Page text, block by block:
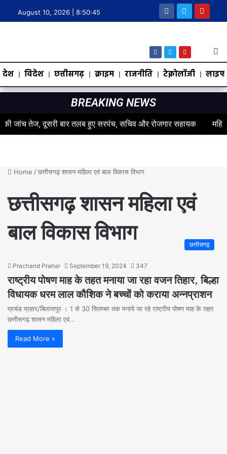
August 10, 2026 | 8:50:45
देश विदेश छत्तीसगढ़ क्राइम राजनीति टेक्नोलॉजी
BREAKING NEWS
तेज, दूसरी बार तलब हुए सरपंच, सचिव और रोजगार सहायक महिलाओं के
Home /छत्तीसगढ़ शासन महिला एवं बाल विकास विभाग
छत्तीसगढ़ शासन महिला एवं
बाल विकास विभाग
छत्तीसगढ़
Prachand Prahar September 19, 2024 347
राष्ट्रीय पोषण माह के तहत मनाया जा रहा वजन तिहार, बिल्हा
विधायक धरम लाल कौशिक ने बच्चों को कराया अन्नप्राशन
प्रचंड प्रहार/बिलासपुर । 1 से 30 सितम्बर तक मनाये जा रहे राष्ट्रीय पोषण माह के तहत
छत्तीसगढ़ शासन महिला एवं…
Read More »